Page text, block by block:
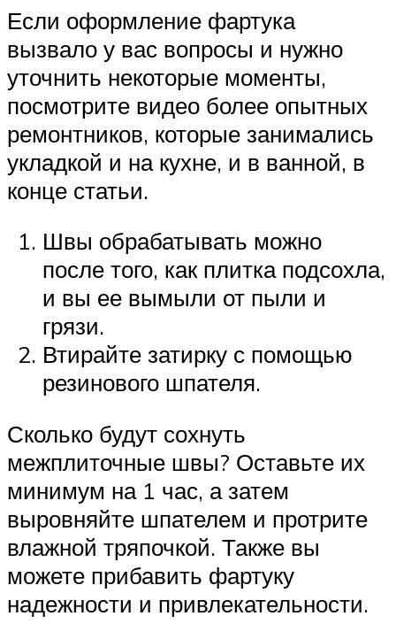
Если оформление фартука
вызвало у вас вопросы и нужно
уточнить некоторые моменты,
посмотрите видео более опытных
ремонтников, которые занимались
укладкой и на кухне, и в ванной, в
конце статьи.
Швы обрабатывать можно
после того, как плитка подсохла,
и вы ее вымыли от пыли и
грязи.
Втирайте затирку с помощью
резинового шпателя.
Сколько будут сохнуть
межплиточные швы? Оставьте их
минимум на 1 час, а затем
выровняйте шпателем и протрите
влажной тряпочкой. Также вы
можете прибавить фартуку
надежности и привлекательности.